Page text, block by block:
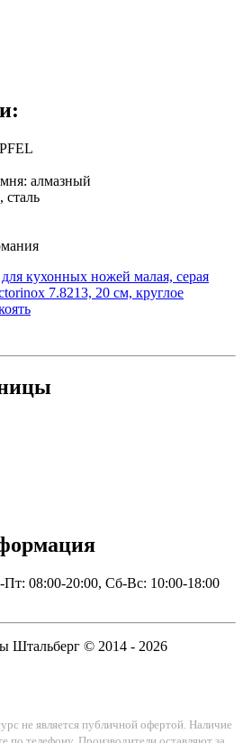
алмазный
сталь
кухонных ножей малая, серая
7.8213, 20 см, круглое
08:00-20:00, Сб-Вс: 10:00-18:00
Штальберг © 2014 - 2026
не является публичной офертой. Наличие